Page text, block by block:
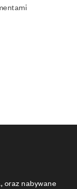
oraz nabywane